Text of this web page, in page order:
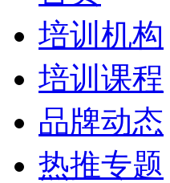
培训机构
培训课程
品牌动态
热推专题